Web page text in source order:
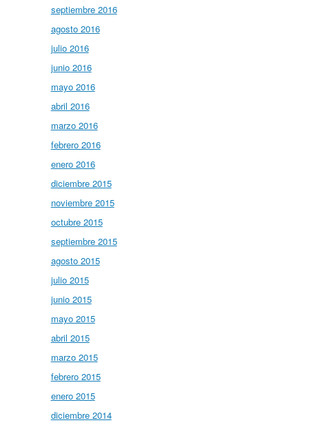
septiembre 2016
agosto 2016
julio 2016
junio 2016
mayo 2016
abril 2016
marzo 2016
febrero 2016
enero 2016
diciembre 2015
noviembre 2015
octubre 2015
septiembre 2015
agosto 2015
julio 2015
junio 2015
mayo 2015
abril 2015
marzo 2015
febrero 2015
enero 2015
diciembre 2014